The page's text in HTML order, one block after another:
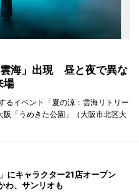
海」出現 昼と夜で異な
場
るイベント「夏の涼：雲海リトリー
阪「うめきた公園」（大阪市北区大
にキャラクター21店オープン
、サンリオも